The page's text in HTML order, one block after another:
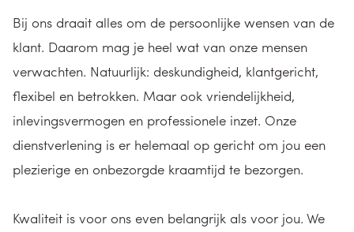
Bij ons draait alles om de persoonlijke wensen van de
klant. Daarom mag je heel wat van onze mensen
verwachten. Natuurlijk: deskundigheid, klantgericht,
flexibel en betrokken. Maar ook vriendelijkheid,
inlevingsvermogen en professionele inzet. Onze
dienstverlening is er helemaal op gericht om jou een
plezierige en onbezorgde kraamtijd te bezorgen.
Kwaliteit is voor ons even belangrijk als voor jou. We